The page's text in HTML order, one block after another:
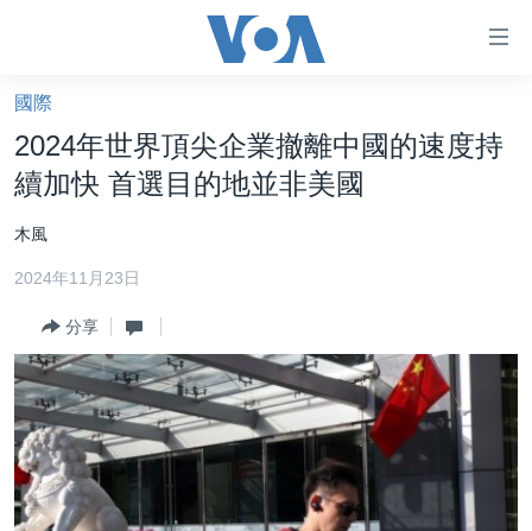
礙
鏈
接
跳
轉
內
轉
到
導
航
跳
轉
美國大選2024
海外港人
新聞自由
揭謊頻道
美國
中國
國際
2024年世界頂尖企業撤離中國的速度持
續加快 首選目的地並非美國
木風
2024年11月23日
分享